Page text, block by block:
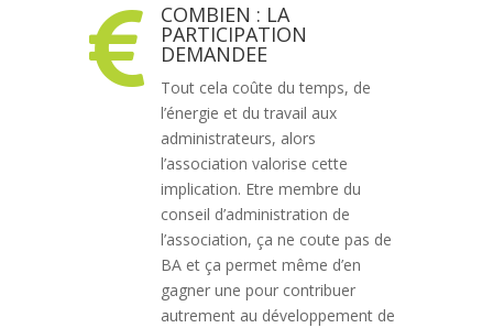
 COMBIEN : LA
PARTICIPATION
DEMANDEE
Tout cela coûte du temps, de
l’énergie et du travail aux
administrateurs, alors
l’association valorise cette
implication. Etre membre du
conseil d’administration de
l’association, ça ne coute pas de
BA et ça permet même d’en
gagner une pour contribuer
autrement au développement de